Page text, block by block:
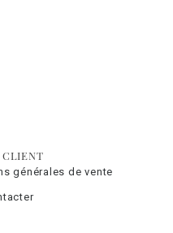
CLIENT
générales de vente